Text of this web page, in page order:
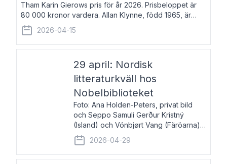
Tham Karin Gierows pris för år 2026. Prisbeloppet är
80 000 kronor vardera. Allan Klynne, född 1965, är
arkeolog, författare, översättare och fil.dr i antikens
kultur och samhällsliv. Ut
2026-04-15
29 april: Nordisk
litteraturkväll hos
Nobelbiblioteket
Foto: Ana Holden-Peters, privat bild
och Seppo Samuli Gerður Kristný
(Island) och Vónbjørt Vang (Färöarna)
läser ur sina verk och samtalar med
John Swedenmark. De läser upp på
färöiska, isländska och svenska och
2026-04-29